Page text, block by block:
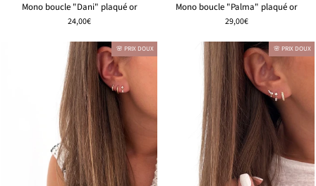
Mono boucle "Dani" plaqué or
24,00€
Mono boucle "Palma" plaqué or
29,00€
🌸 PRIX DOUX 🌸 PRIX DOUX